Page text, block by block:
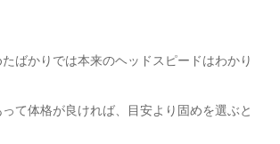
ばかりでは本来のヘッドスピードはわかり
て体格が良ければ、目安より固めを選ぶと